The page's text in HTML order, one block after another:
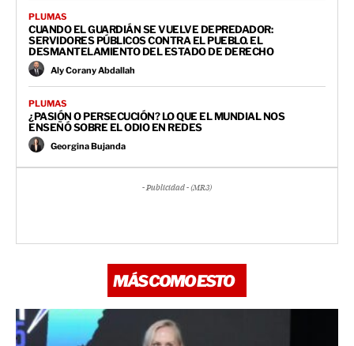
PLUMAS
CUANDO EL GUARDIÁN SE VUELVE DEPREDADOR:
SERVIDORES PÚBLICOS CONTRA EL PUEBLO. EL
DESMANTELAMIENTO DEL ESTADO DE DERECHO
Aly Corany Abdallah
PLUMAS
¿PASIÓN O PERSECUCIÓN? LO QUE EL MUNDIAL NOS
ENSEÑÓ SOBRE EL ODIO EN REDES
Georgina Bujanda
- Publicidad - (MR3)
MÁS COMO ESTO